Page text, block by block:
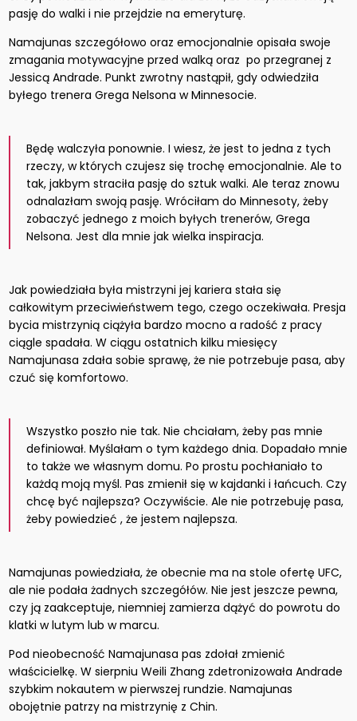
pasję do walki i nie przejdzie na emeryturę.
Namajunas szczegółowo oraz emocjonalnie opisała swoje
zmagania motywacyjne przed walką oraz po przegranej z
Jessicą Andrade. Punkt zwrotny nastąpił, gdy odwiedziła
byłego trenera Grega Nelsona w Minnesocie.
Będę walczyła ponownie. I wiesz, że jest to jedna z tych
rzeczy, w których czujesz się trochę emocjonalnie. Ale to
tak, jakbym straciła pasję do sztuk walki. Ale teraz znowu
odnalazłam swoją pasję. Wróciłam do Minnesoty, żeby
zobaczyć jednego z moich byłych trenerów, Grega
Nelsona. Jest dla mnie jak wielka inspiracja.
Jak powiedziała była mistrzyni jej kariera stała się
całkowitym przeciwieństwem tego, czego oczekiwała. Presja
bycia mistrzynią ciążyła bardzo mocno a radość z pracy
ciągle spadała. W ciągu ostatnich kilku miesięcy
Namajunasa zdała sobie sprawę, że nie potrzebuje pasa, aby
czuć się komfortowo.
Wszystko poszło nie tak. Nie chciałam, żeby pas mnie
definiował. Myślałam o tym każdego dnia. Dopadało mnie
to także we własnym domu. Po prostu pochłaniało to
każdą moją myśl. Pas zmienił się w kajdanki i łańcuch. Czy
chcę być najlepsza? Oczywiście. Ale nie potrzebuję pasa,
żeby powiedzieć , że jestem najlepsza.
Namajunas powiedziała, że obecnie ma na stole ofertę UFC,
ale nie podała żadnych szczegółów. Nie jest jeszcze pewna,
czy ją zaakceptuje, niemniej zamierza dążyć do powrotu do
klatki w lutym lub w marcu.
Pod nieobecność Namajunasa pas zdołał zmienić
właścicielkę. W sierpniu Weili Zhang zdetronizowała Andrade
szybkim nokautem w pierwszej rundzie. Namajunas
obojętnie patrzy na mistrzynię z Chin.